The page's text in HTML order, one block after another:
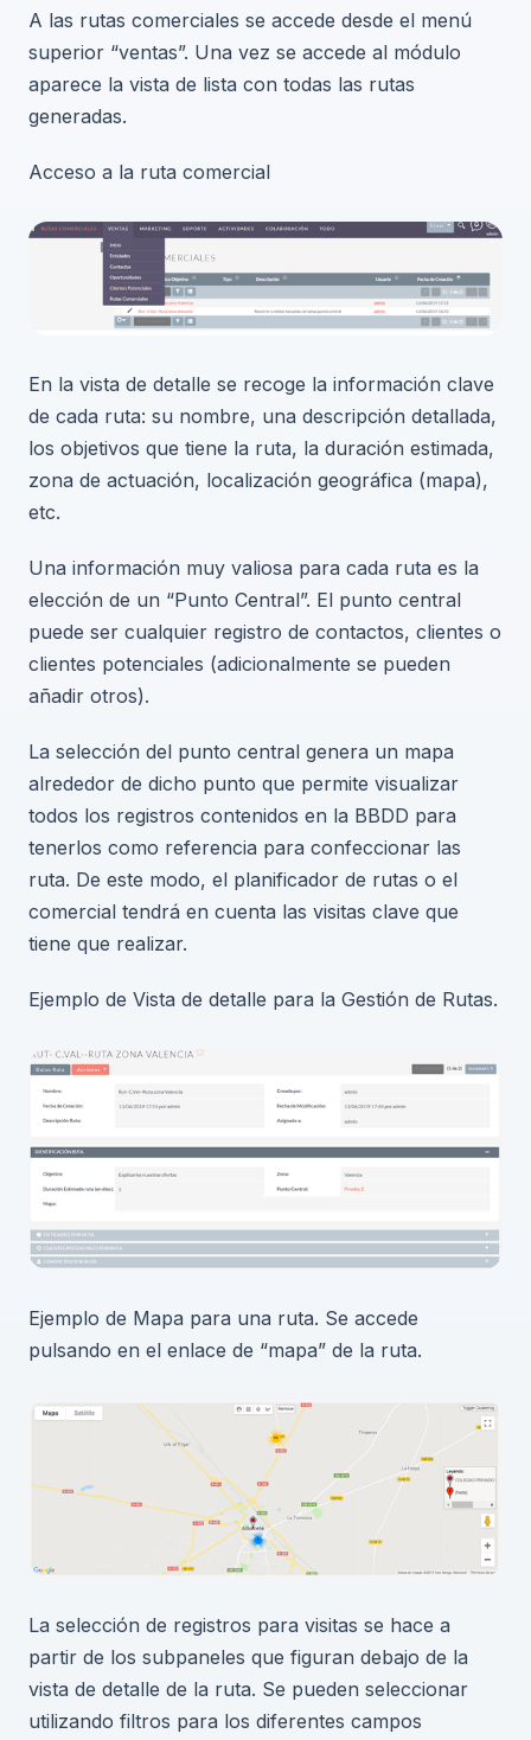
A las rutas comerciales se accede desde el menú
superior “ventas”. Una vez se accede al módulo
aparece la vista de lista con todas las rutas
generadas.
Acceso a la ruta comercial
En la vista de detalle se recoge la información clave
de cada ruta: su nombre, una descripción detallada,
los objetivos que tiene la ruta, la duración estimada,
zona de actuación, localización geográfica (mapa),
etc.
Una información muy valiosa para cada ruta es la
elección de un “Punto Central”. El punto central
puede ser cualquier registro de contactos, clientes o
clientes potenciales (adicionalmente se pueden
añadir otros).
La selección del punto central genera un mapa
alrededor de dicho punto que permite visualizar
todos los registros contenidos en la BBDD para
tenerlos como referencia para confeccionar las
ruta. De este modo, el planificador de rutas o el
comercial tendrá en cuenta las visitas clave que
tiene que realizar.
Ejemplo de Vista de detalle para la Gestión de Rutas.
Ejemplo de Mapa para una ruta. Se accede
pulsando en el enlace de “mapa” de la ruta.
La selección de registros para visitas se hace a
partir de los subpaneles que figuran debajo de la
vista de detalle de la ruta. Se pueden seleccionar
utilizando filtros para los diferentes campos